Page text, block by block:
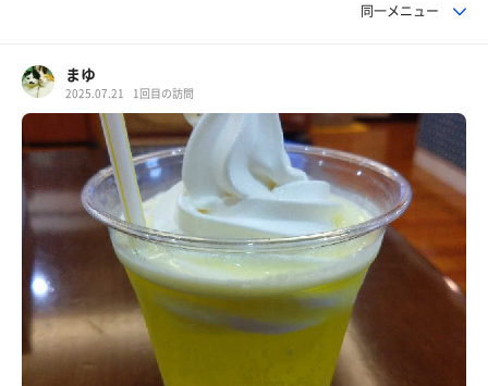
同一メニュー
まゆ
2025.07.21 1回目の訪問